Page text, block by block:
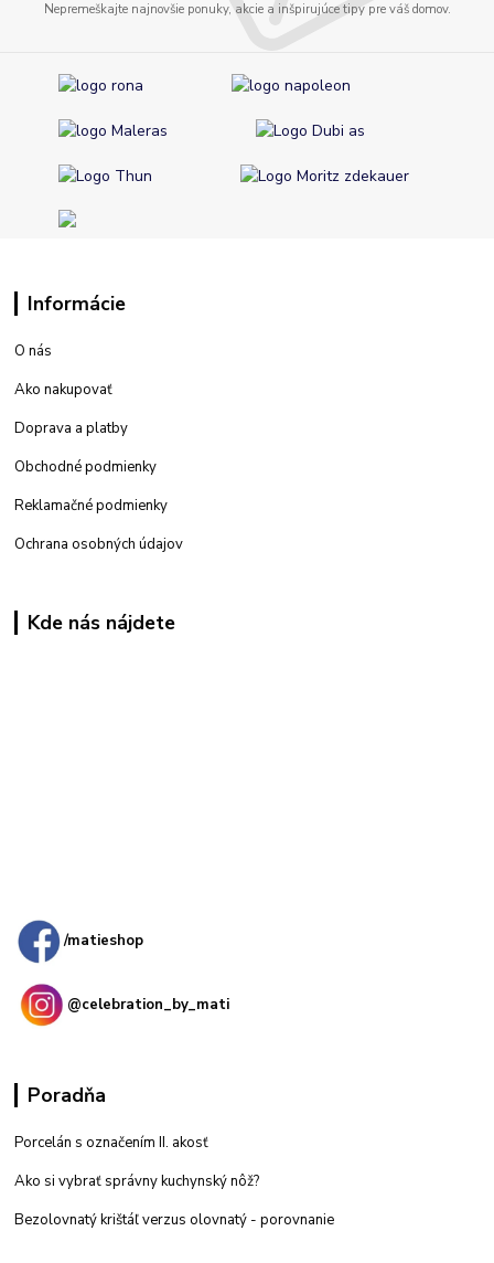
Nepremeškajte najnovšie ponuky, akcie a inšpirujúce tipy pre váš domov.
Informácie
O nás
Ako nakupovať
Doprava a platby
Obchodné podmienky
Reklamačné podmienky
Ochrana osobných údajov
Kde nás nájdete
/matieshop
@celebration_by_mati
Poradňa
Porcelán s označením II. akosť
Ako si vybrať správny kuchynský nôž?
Bezolovnatý krištáľ verzus olovnatý - porovnanie